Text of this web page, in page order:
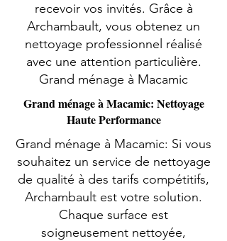
recevoir vos invités. Grâce à
Archambault, vous obtenez un
nettoyage professionnel réalisé
avec une attention particulière.
Grand ménage à Macamic
Grand ménage à Macamic: Nettoyage
Haute Performance
Grand ménage à Macamic: Si vous
souhaitez un service de nettoyage
de qualité à des tarifs compétitifs,
Archambault est votre solution.
Chaque surface est
soigneusement nettoyée,